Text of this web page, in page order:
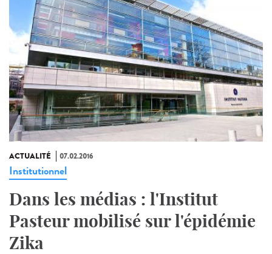
ACTUALITÉ 07.02.2016
Institutionnel
Dans les médias : l'Institut
Pasteur mobilisé sur l'épidémie
Zika